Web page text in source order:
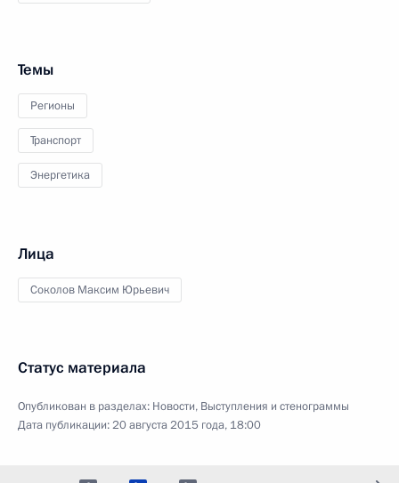
Темы
Регионы
Транспорт
Энергетика
Лица
Соколов Максим Юрьевич
Статус материала
Опубликован в разделах: Новости, Выступления и стенограммы
Дата публикации:20 августа 2015 года, 18:00